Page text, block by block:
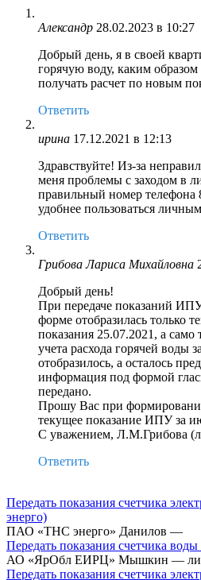
Александр 28.02.2023 в 10:27
Добрый день, я в своей
горячую воду, каким
получать расчет по новым
Ответить
ирина 17.12.2021 в 12:13
Здравствуйте! Из-за
меня проблемы с заходом в
правильный номер телефона
удобнее пользоваться
Ответить
Грибова Лариса Михайловна
Добрый день!
При передаче показаний
форме отобразилась только
показания 25.07.2021, а
учета расхода горячей воды
отобразилось, а осталось
информация под формой
передано.
Прошу Вас при
текущее показание ИПУ за
С уважением, Л.М.Грибова
Ответить
Передать показания счетчика
энерго)
ПАО «ТНС энерго» Данилов —
Передать показания счетчика
АО «ЯрОбл ЕИРЦ» Мышкин —
Передать показания счетчика